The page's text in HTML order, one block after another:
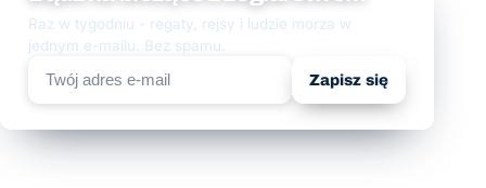
Raz w tygodniu - regaty, rejsy i ludzie morza w
jednym e-mailu. Bez spamu.
Zapisz się